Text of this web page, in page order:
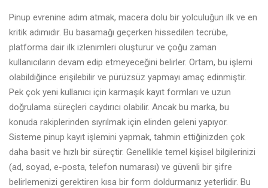
Pinup evrenine adım atmak, macera dolu bir yolculuğun ilk ve en
kritik adımıdır. Bu basamağı geçerken hissedilen tecrübe,
platforma dair ilk izlenimleri oluşturur ve çoğu zaman
kullanıcıların devam edip etmeyeceğini belirler. Ortam, bu işlemi
olabildiğince erişilebilir ve pürüzsüz yapmayı amaç edinmiştir.
Pek çok yeni kullanıcı için karmaşık kayıt formları ve uzun
doğrulama süreçleri caydırıcı olabilir. Ancak bu marka, bu
konuda rakiplerinden sıyrılmak için elinden geleni yapıyor.
Sisteme pinup kayıt işlemini yapmak, tahmin ettiğinizden çok
daha basit ve hızlı bir süreçtir. Genellikle temel kişisel bilgilerinizi
(ad, soyad, e-posta, telefon numarası) ve güvenli bir şifre
belirlemenizi gerektiren kısa bir form doldurmanız yeterlidir. Bu